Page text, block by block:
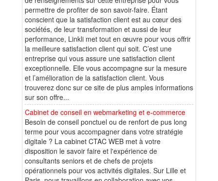
permettre de profiter de son savoir-faire. Étant
conscient que la satisfaction client est au cœur des
sociétés, de leur transformation et aussi de leur
performance, Linkli met tout en œuvre pour vous offrir
la meilleure satisfaction client qui soit. C’est une
entreprise qui vous assure une satisfaction client
exceptionnelle. Elle vous accompagne sur la mesure
et l’amélioration de la satisfaction client. Vous
trouverez donc sur ce site de plus amples informations
sur son offre...
Cabinet de conseil en webmarketing et e-commerce
Besoin de conseil ponctuel ou de renfort de pus long
terme pour vous accompagner dans votre stratégie
digitale ? La cabinet CTAC WEB met à votre
disposition le savoir faire et l'expérience de
consultants seniors et de chefs de projets
opérationnels pour vos activités digitales. Sur Lille et